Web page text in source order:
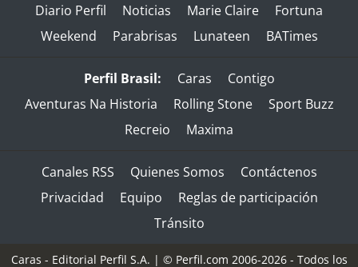
Diario Perfil Noticias Marie Claire
Fortuna
Weekend
Parabrisas Lunateen BATimes
Perfil Brasil: Caras
Contigo
Aventuras Na Historia
Rolling Stone
Sport Buzz
Recreio
Maxima
Canales RSS Quienes Somos
Contáctenos
Privacidad
Equipo
Reglas de participación
Tránsito
Caras - Editorial Perfil S.A. | © Perfil.com 2006-2026 - Todos los